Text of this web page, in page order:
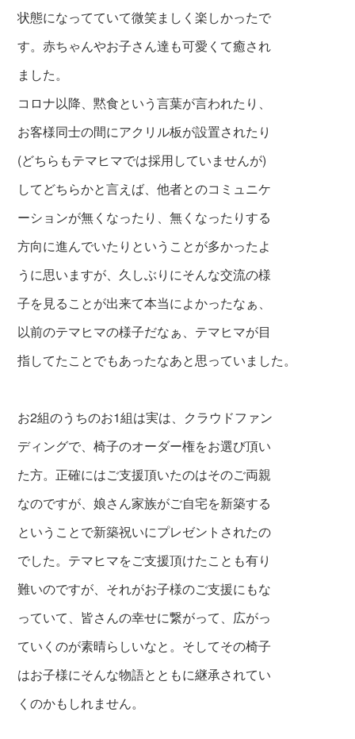
状態になってていて微笑ましく楽しかったで
す。赤ちゃんやお子さん達も可愛くて癒され
ました。
コロナ以降、黙食という言葉が言われたり、
お客様同士の間にアクリル板が設置されたり
(どちらもテマヒマでは採用していませんが)
してどちらかと言えば、他者とのコミュニケ
ーションが無くなったり、無くなったりする
方向に進んでいたりということが多かったよ
うに思いますが、久しぶりにそんな交流の様
子を見ることが出来て本当によかったなぁ、
以前のテマヒマの様子だなぁ、テマヒマが目
指してたことでもあったなあと思っていました。
お2組のうちのお1組は実は、クラウドファン
ディングで、椅子のオーダー権をお選び頂い
た方。正確にはご支援頂いたのはそのご両親
なのですが、娘さん家族がご自宅を新築する
ということで新築祝いにプレゼントされたの
でした。テマヒマをご支援頂けたことも有り
難いのですが、それがお子様のご支援にもな
っていて、皆さんの幸せに繋がって、広がっ
ていくのが素晴らしいなと。そしてその椅子
はお子様にそんな物語とともに継承されてい
くのかもしれません。